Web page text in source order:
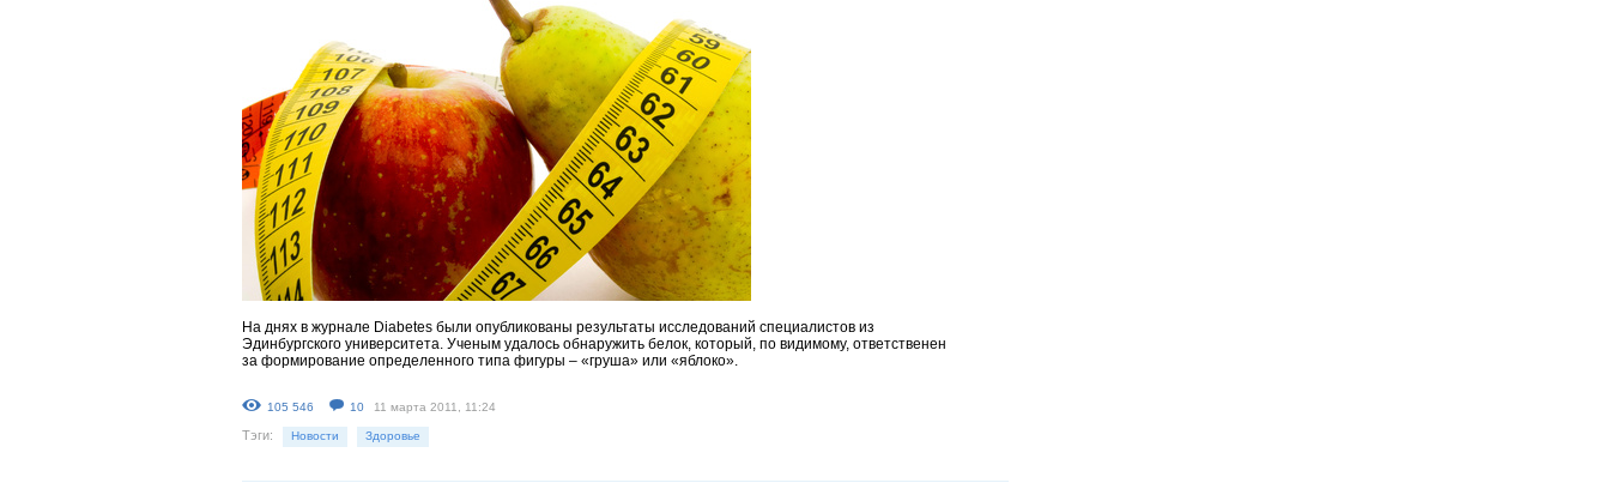
На днях в журнале Diabetes были опубликованы результаты исследований специалистов из
Эдинбургского университета. Ученым удалось обнаружить белок, который, по видимому, ответственен
за формирование определенного типа фигуры – «груша» или «яблоко».
105 546 10 11 марта 2011, 11:24
Тэги: Новости Здоровье